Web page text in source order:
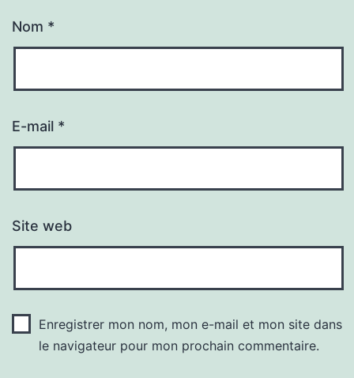
Nom *
E-mail *
Site web
Enregistrer mon nom, mon e-mail et mon site dans
le navigateur pour mon prochain commentaire.